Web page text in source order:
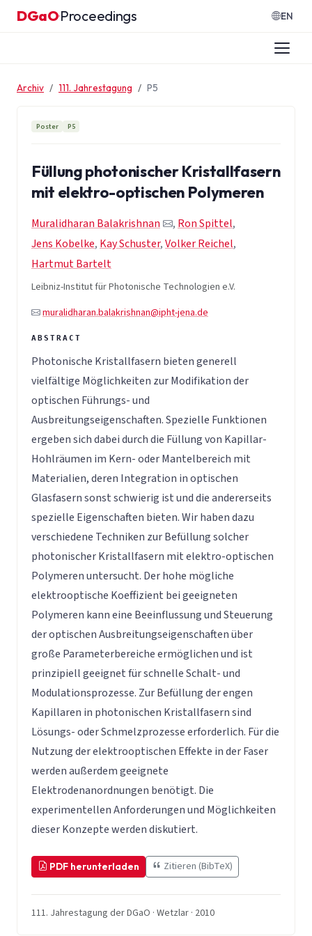
Zum Inhalt springen
DGaO·Proceedings EN
Archiv 111. Jahrestagung P5
Poster P5
Füllung photonischer Kristallfasern
mit elektro-optischen Polymeren
Muralidharan Balakrishnan , Ron Spittel,
Jens Kobelke, Kay Schuster,Volker Reichel,
Hartmut Bartelt
Leibniz-Institut für Photonische Technologien e.V.
muralidharan.balakrishnan@ipht-jena.de
Photonische Kristallfasern bieten generell
vielfältige Möglichkeiten zur Modifikation der
optischen Führungs- und
Ausbreitungseigenschaften. Spezielle Funktionen
ergeben sich dabei durch die Füllung von Kapillar-
Hohlräumen im Kern- oder Mantelbereich mit
Materialien, deren Integration in optischen
Glasfasern sonst schwierig ist und die andererseits
spezielle Eigenschaften bieten. Wir haben dazu
verschiedene Techniken zur Befüllung solcher
photonischer Kristallfasern mit elektro-optischen
Polymeren untersucht. Der hohe mögliche
elektrooptische Koeffizient bei geeigneten
Polymeren kann eine Beeinflussung und Steuerung
der optischen Ausbreitungseigenschaften über
große Parameterbereiche ermöglichen und ist
prinzipiell geeignet für schnelle Schalt- und
Modulationsprozesse. Zur Befüllung der engen
Kapillaren in photonischen Kristallfasern sind
Lösungs- oder Schmelzprozesse erforderlich. Für die
Nutzung der elektrooptischen Effekte in der Faser
werden außerdem geeignete
Elektrodenanordnungen benötigt. Die
experimentellen Anforderungen und Möglichkeiten
dieser Konzepte werden diskutiert.
PDF herunterladen Zitieren (BibTeX)
111. Jahrestagung der DGaO · Wetzlar · 2010